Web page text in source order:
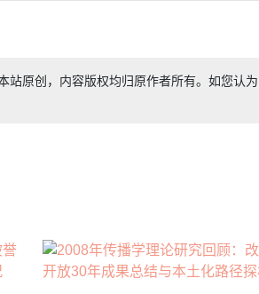
站原创，内容版权均归原作者所有。如您认